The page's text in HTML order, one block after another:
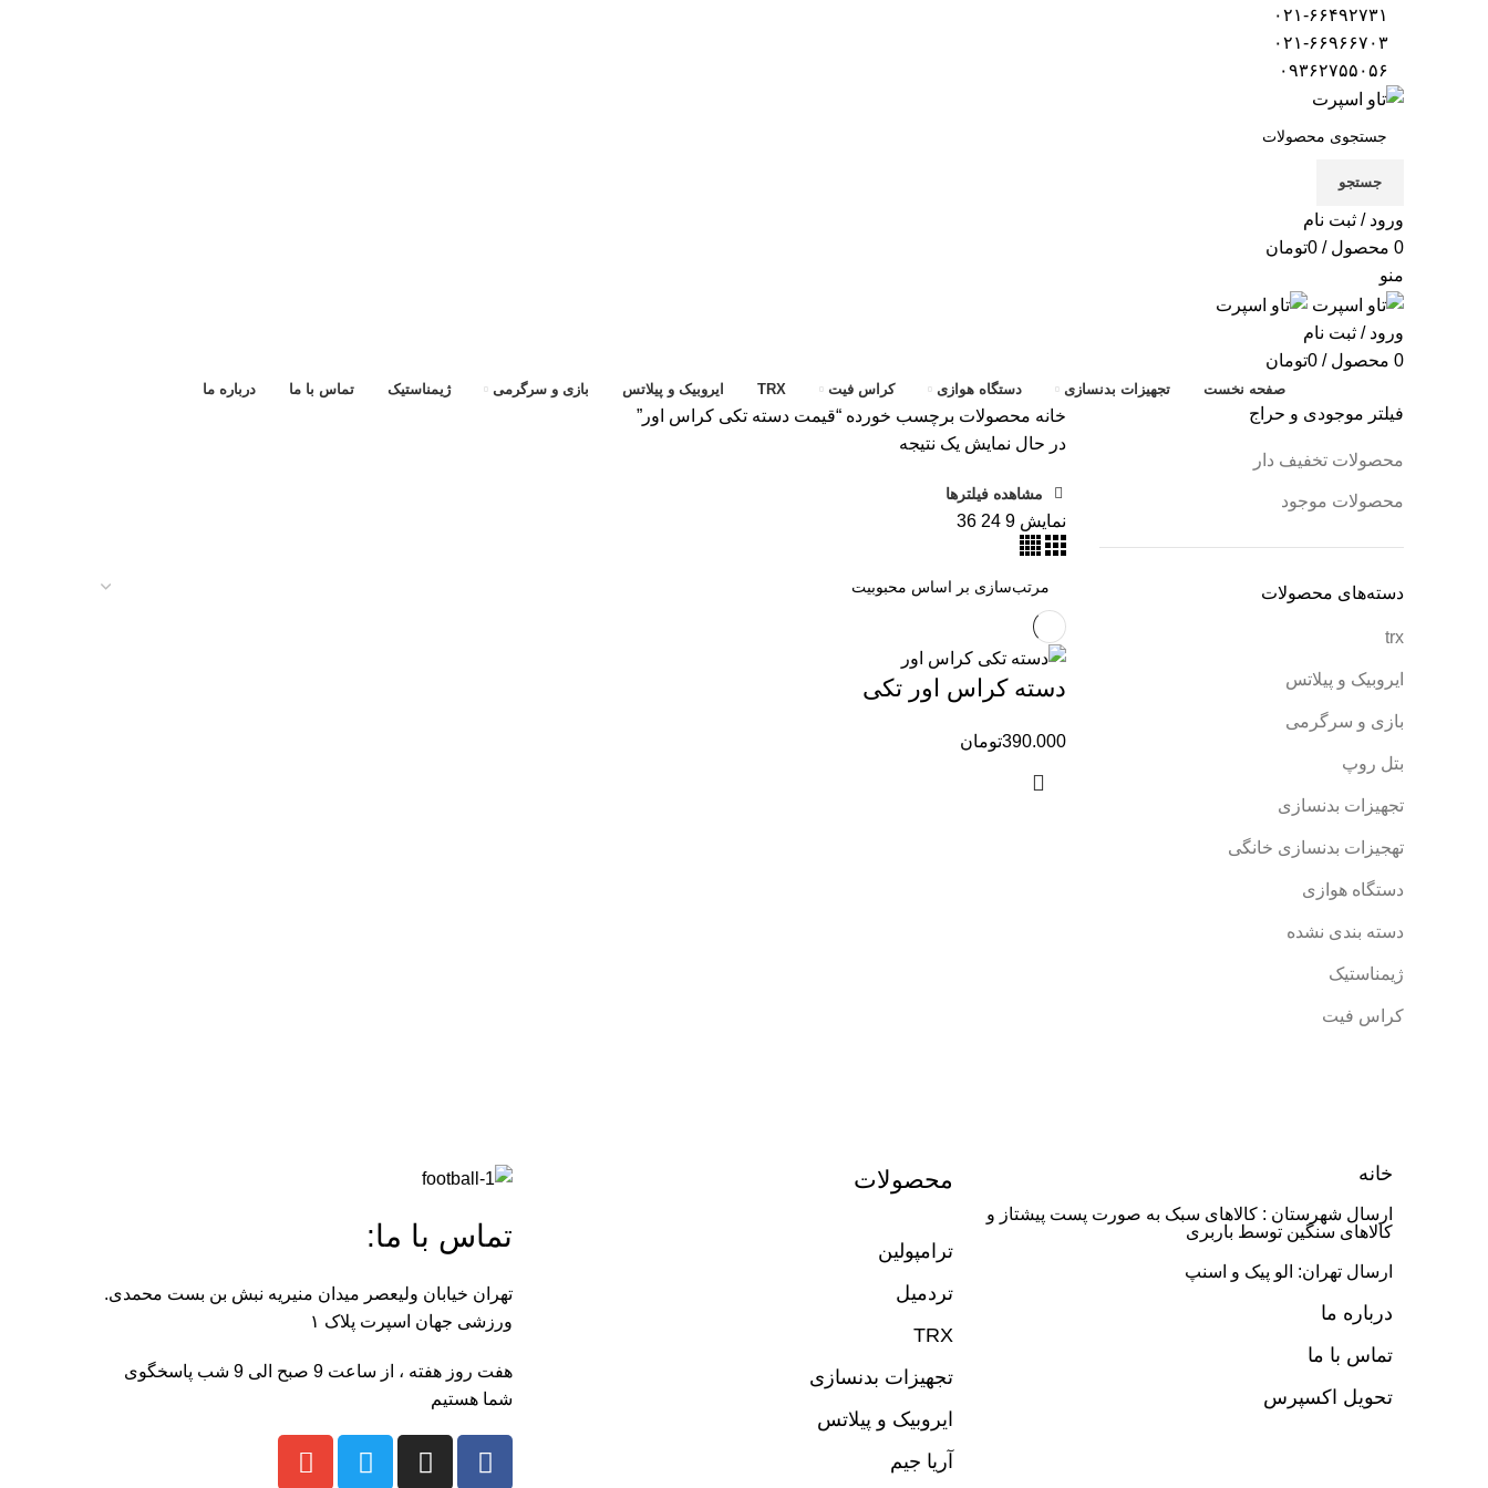
جستجو
ورود / ثبت نام
0 محصول / تومان0
منو
ورود / ثبت نام
0 محصول / تومان0
صفحه نخست تجهیزات بدنسازی دستگاه هوازی کراس فیت TRX ایروبیک و پیلاتس بازی و سرگرمی ژیمناستیک تماس با ما درباره ما
فیلتر موجودی و حراج
محصولات تخفیف دار
محصولات موجود
دسته‌های محصولات
trx
ایروبیک و پیلاتس
بازی و سرگرمی
بتل روپ
تجهیزات بدنسازی
تهجیزات بدنسازی خانگی
دستگاه هوازی
دسته بندی نشده
ژیمناستیک
کراس فیت
خانه محصولات برچسب خورده “قیمت دسته تکی کراس اور”
در حال نمایش یک نتیجه
مشاهده فیلترها
نمایش9
24
36
دسته کراس اور تکی
تومان390.000
خانه
ارسال شهرستان : کالاهای سبک به صورت پست پیشتاز و
کالاهای سنگین توسط باربری
ارسال تهران: الو پیک و اسنپ
درباره ما
تماس با ما
تحویل اکسپرس
محصولات
ترامپولین
تردمیل
TRX
تجهیزات بدنسازی
ایروبیک و پیلاتس
آریا جیم
تماس با ما:
تهران خیابان ولیعصر میدان منیریه نبش بن بست محمدی.
ورزشی جهان اسپرت پلاک ۱
هفت روز هفته ، از ساعت 9 صبح الی 9 شب پاسخگوی
شما هستیم